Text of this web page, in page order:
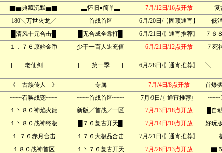
▇▅典藏沉默▅▇
▃怀旧●简单▃ 7月/12日/16点开放
复
180╲万世火龙╱
首战首区 6月/20日/【固顶通宵】
低
█清风十元合击█
█无合成全靠打█ 6月/21日/〖通宵推荐〗
７６
１．７６原始金币
少于一百人退充值 6月/21日/12点开放 ７死
[﹍﹍老仙剑﹍﹍] [﹍﹍第一季﹍﹍] 6月/28日/〖通宵推荐〗 ╲
《 古族传人 》 专属 7月/4日/8点开放
首爆
┉┉召唤战宠┉┉
┉┉首战首区┉┉ 7月/9日/〖通宵推荐〗
┉┉
１丶８０神焰火龍
新版╱首战╱一区 7月/13日/18点开放
█自
１丶８０战神终极
█７６复古开天█ 7月/14日/10点开放
好玩
１·７６赤月合击
１７６大极品合击 7月/21日/〖通宵推荐〗
１８０战神首区
１丶７６复古开天 7月/26日/13点开放
▇